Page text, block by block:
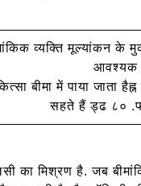
व्यक्ति मूल्यांकन के
आवश्यक
बीमा में पाया जाता
सहते हैं ड्ढ ८०
का मिश्रण है. जब